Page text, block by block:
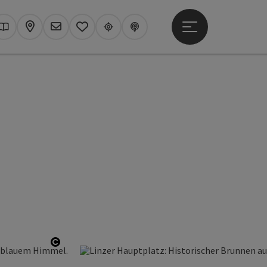
Kataloge
KarteNewsletter
MerkzettelUpperguide
Podcast
Hauptmenü öffnen
Copyright öffnen